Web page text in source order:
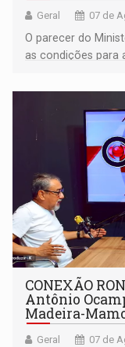
Geral 07 de
O parecer do
as condições para
CONEXÃO
Antônio
Madeira-
Geral 07 de